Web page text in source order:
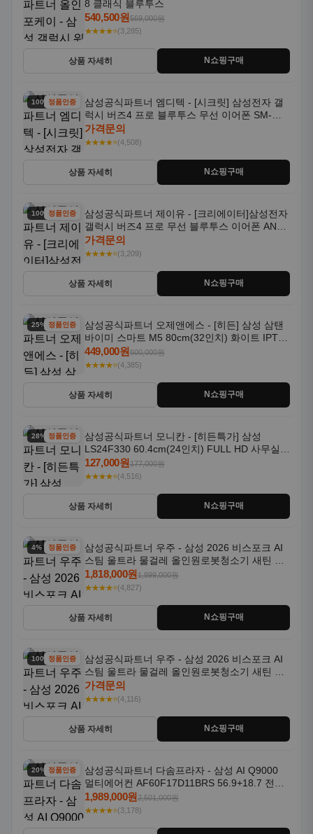
8 클래식 블루투스
540,500원569,000원
★★★★⭐(3,285)
상품 자세히 N쇼핑구매
100% 할인
정품인증
삼성공식파트너 엠디텍 - [시크릿] 삼성전자 갤
럭시 버즈4 프로 블루투스 무선 이어폰 SM-
R640N
가격문의
★★★★⭐(4,508)
상품 자세히 N쇼핑구매
100% 할인
정품인증
삼성공식파트너 제이유 - [크리에이터]삼성전자
갤럭시 버즈4 프로 무선 블루투스 이어폰 ANC
SM-R640N
가격문의
★★★★⭐(3,209)
상품 자세히 N쇼핑구매
25% 할인정품인증
삼성공식파트너 오제앤에스 - [히든] 삼성 삼탠
바이미 스마트 M5 80cm(32인치) 화이트 IPTV
OTT 패키지
449,000원600,000원
★★★★⭐(4,385)
상품 자세히 N쇼핑구매
28% 할인정품인증
삼성공식파트너 모니칸 - [히든특가] 삼성
LS24F330 60.4cm(24인치) FULL HD 사무실/
컴퓨터 모니터
127,000원177,000원
★★★★⭐(4,516)
상품 자세히 N쇼핑구매
4% 할인정품인증
삼성공식파트너 우주 - 삼성 2026 비스포크 AI
스팀 울트라 물걸레 올인원로봇청소기 새틴 그
레이지 AAG
1,818,000원1,899,000원
★★★★⭐(4,827)
상품 자세히 N쇼핑구매
100% 할인
정품인증
삼성공식파트너 우주 - 삼성 2026 비스포크 AI
스팀 울트라 물걸레 올인원로봇청소기 새틴 차
콜 AAH
가격문의
★★★★⭐(4,116)
상품 자세히 N쇼핑구매
20% 할인정품인증
삼성공식파트너 다솜프라자 - 삼성 AI Q9000
멀티에어컨 AF60F17D11BRS 56.9+18.7 전국
기본설치포함
1,989,000원2,501,000원
★★★★⭐(3,178)